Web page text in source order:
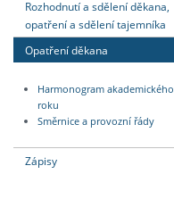
Rozhodnutí a sdělení děkana,
opatření a sdělení tajemníka
Opatření děkana
Harmonogram akademického
roku
Směrnice a provozní řády
Zápisy